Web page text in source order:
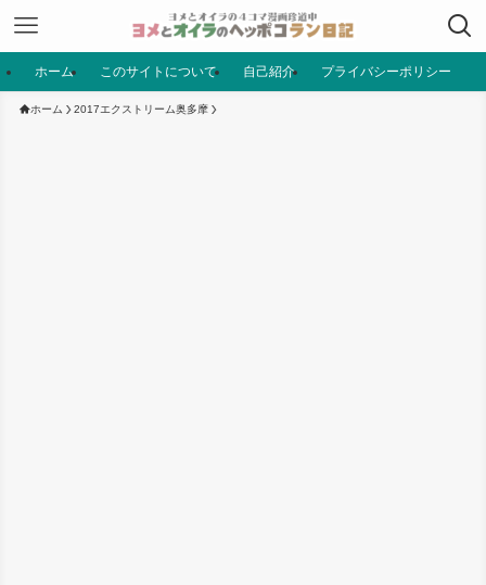
ホーム このサイトについて 自己紹介 プライバシーポリシー
ホーム 2017エクストリーム奥多摩